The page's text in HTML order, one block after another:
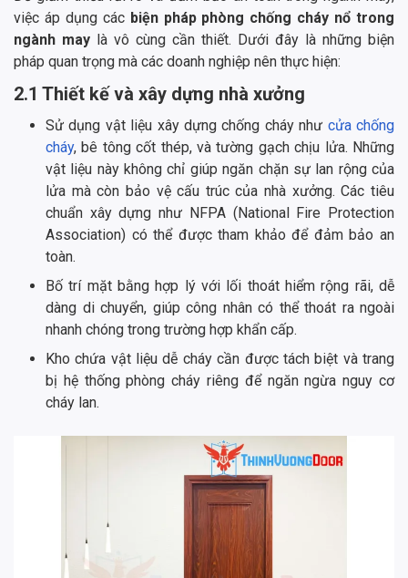
việc áp dụng các biện pháp phòng chống cháy nổ trong
ngành may là vô cùng cần thiết. Dưới đây là những biện
pháp quan trọng mà các doanh nghiệp nên thực hiện:
2.1 Thiết kế và xây dựng nhà xưởng
Sử dụng vật liệu xây dựng chống cháy như cửa chống
cháy, bê tông cốt thép, và tường gạch chịu lửa. Những
vật liệu này không chỉ giúp ngăn chặn sự lan rộng của
lửa mà còn bảo vệ cấu trúc của nhà xưởng. Các tiêu
chuẩn xây dựng như NFPA (National Fire Protection
Association) có thể được tham khảo để đảm bảo an
toàn.
Bố trí mặt bằng hợp lý với lối thoát hiểm rộng rãi, dễ
dàng di chuyển, giúp công nhân có thể thoát ra ngoài
nhanh chóng trong trường hợp khẩn cấp.
Kho chứa vật liệu dễ cháy cần được tách biệt và trang
bị hệ thống phòng cháy riêng để ngăn ngừa nguy cơ
cháy lan.